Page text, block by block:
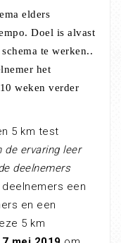
elders
Doel is alvast
te werken..
het
weken verder
5 km test
de ervaring leer
deelnemers
een
en een
5 km